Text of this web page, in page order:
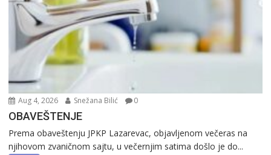
Aug 4, 2026 Snežana Bilić 0
OBAVEŠTENJE
Prema obaveštenju JPKP Lazarevac, objavljenom večeras na
njihovom zvaničnom sajtu, u večernjim satima došlo je do...